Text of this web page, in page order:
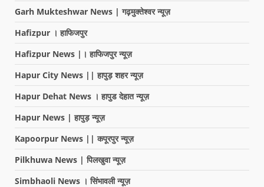
Garh Mukteshwar News | गढ़मुक्तेश्वर न्यूज़
Hafizpur । हाफिजपुर
Hafizpur News |। हाफिजपुर न्यूज़
Hapur City News || हापुड़ शहर न्यूज़
Hapur Dehat News । हापुड देहात न्यूज़
Hapur News | हापुड़ न्यूज़
Kapoorpur News || कपूरपुर न्यूज़
Pilkhuwa News | पिलखुवा न्यूज़
Simbhaoli News । सिंभावली न्यूज़